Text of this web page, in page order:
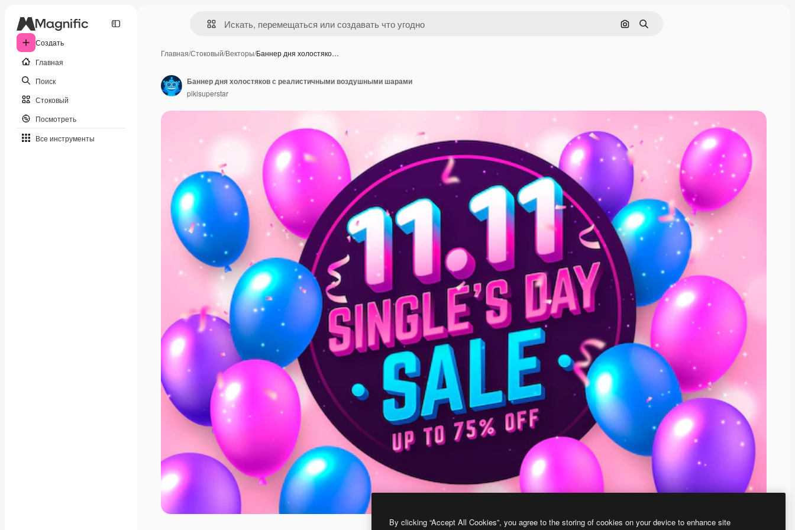
Создать
Главная
Поиск
Стоковый
Посмотреть
Все инструменты
Поиск по изображению
Поиск
Главная/Стоковый/Векторы/Баннер дня холостяко…
Баннер дня холостяков с реалистичными воздушными шарами
pikisuperstar
By clicking “Accept All Cookies”, you agree to the storing of cookies on your device to enhance site